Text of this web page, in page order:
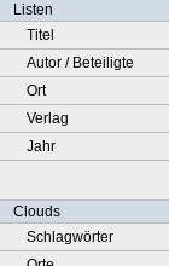
Listen
Titel
Autor / Beteiligte
Ort
Verlag
Jahr
Clouds
Schlagwörter